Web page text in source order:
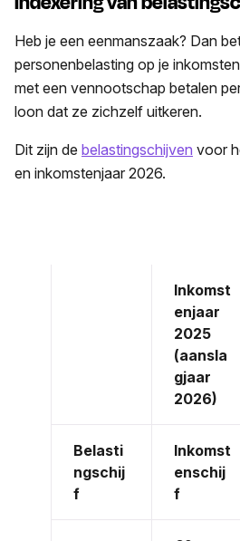
Heb je een eenmanszaak? Dan
personenbelasting op je
met een vennootschap betalen
loon dat ze zichzelf uitkeren.
Dit zijn de belastingschijven voor
en inkomstenjaar 2026.
Inkomst
enjaar
2025
(aansla
gjaar
2026)
Belasti
ngschij
f
Inkomst
enschij
f